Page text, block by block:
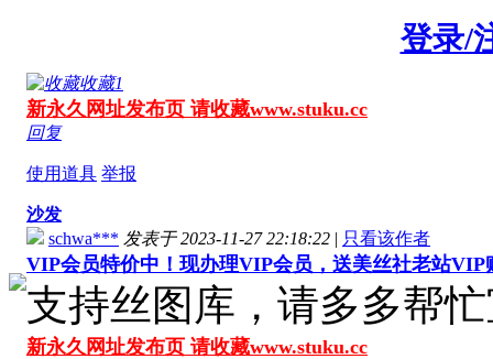
登录/
收藏1
新永久网址发布页 请收藏www.stuku.cc
回复
使用道具 举报
沙发
schwa*** 发表于 2023-11-27 22:18:22 | 只看该作者
VIP会员特价中！现办理VIP会员，送美丝社老站VIP
支持丝图库，请多多帮
新永久网址发布页 请收藏www.stuku.cc